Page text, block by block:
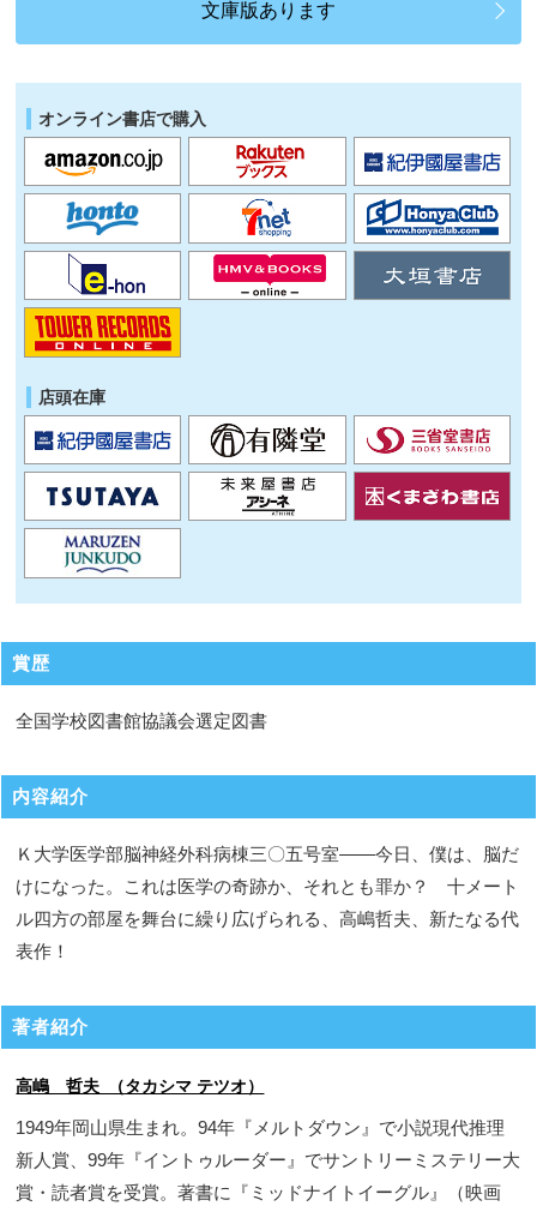
文庫版あります
オンライン書店で購入
店頭在庫
賞歴
全国学校図書館協議会選定図書
内容紹介
Ｋ大学医学部脳神経外科病棟三〇五号室――今日、僕は、脳だ
けになった。これは医学の奇跡か、それとも罪か？ 十メート
ル四方の部屋を舞台に繰り広げられる、高嶋哲夫、新たなる代
表作！
著者紹介
高嶋 哲夫 （タカシマ テツオ）
1949年岡山県生まれ。94年『メルトダウン』で小説現代推理
新人賞、99年『イントゥルーダー』でサントリーミステリー大
賞・読者賞を受賞。著書に『ミッドナイトイーグル』（映画